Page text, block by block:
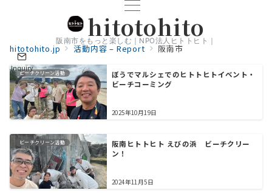
hitotohito
阪南市をもっと楽しむ｜NPO法人ヒトトヒト｜
Inquiry
hitotohito.jp 活動内容 – Report 阪南市
ビーチクリーン活動
ぼうでマルシェでのヒトトヒトイベント・
ビーチコーミング
2025年10月19日
ビーチクリーン活動
阪南ヒトトヒト えびの浜 ビーチクリー
ン！
2024年11月5日